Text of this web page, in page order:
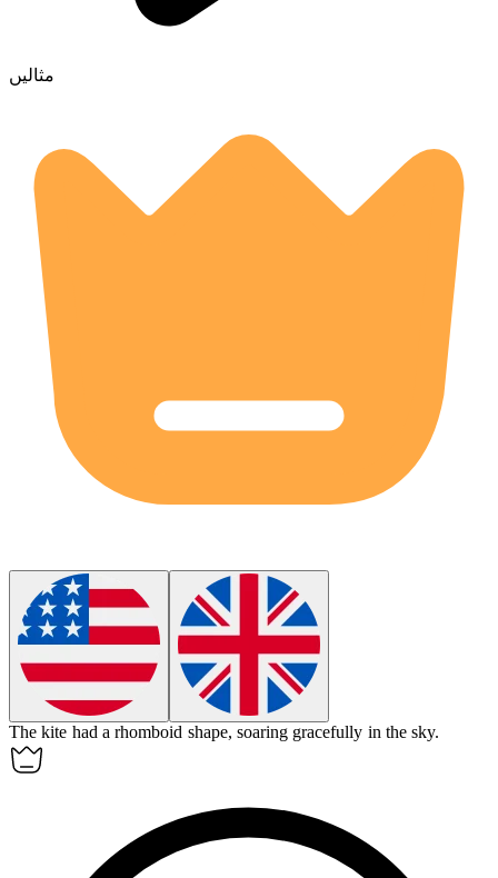
مثالیں
The kite had arhomboid shape, soaring gracefully in the sky.